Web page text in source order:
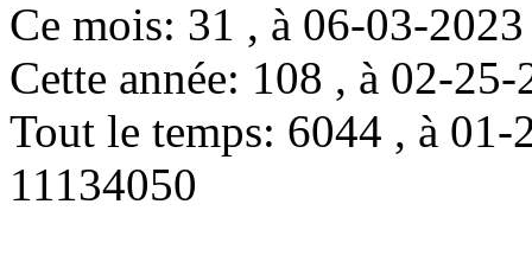
Ce mois: 31 , à 06-03-
Cette année: 108 , à 02-
Tout le temps: 6044 , à
11134050